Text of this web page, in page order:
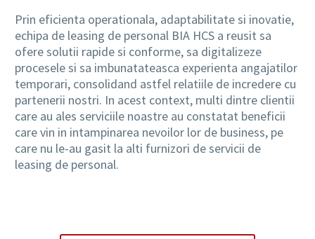
Prin eficienta operationala, adaptabilitate si inovatie,
echipa de leasing de personal BIA HCS a reusit sa
ofere solutii rapide si conforme, sa digitalizeze
procesele si sa imbunatateasca experienta angajatilor
temporari, consolidand astfel relatiile de incredere cu
partenerii nostri. In acest context, multi dintre clientii
care au ales serviciile noastre au constatat beneficii
care vin in intampinarea nevoilor lor de business, pe
care nu le-au gasit la alti furnizori de servicii de
leasing de personal.